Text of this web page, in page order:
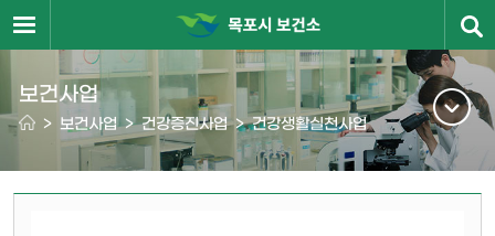
보건사업
> 보건사업 > 건강증진사업 > 건강생활실천사업